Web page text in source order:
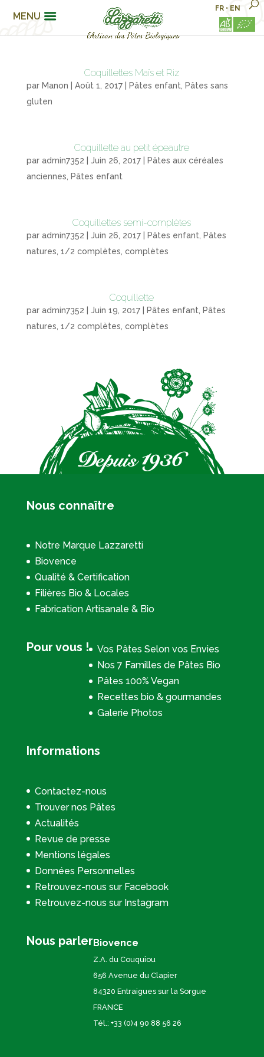
MENU
FR • EN
Coquillettes Maïs et Riz
par Manon Août 1, 2017| Pâtes enfant
Pâtes sans
gluten
Coquillette au petit épeautre
par admin7352 Juin 26, 2017|
Pâtes aux céréales
anciennes
Pâtes enfant
Coquillettes semi-complètes
par admin7352 Juin 26, 2017| Pâtes enfant
Pâtes
natures, 1/2 complètes, complètes
Coquillette
par admin7352 Juin 19, 2017| Pâtes enfant
Pâtes
natures, 1/2 complètes, complètes
Nous connaître
Notre Marque Lazzaretti
Biovence
Qualité & Certification
Filières Bio & Locales
Fabrication Artisanale & Bio
Pour vous !
Vos Pâtes Selon vos Envies
Nos 7 Familles de Pâtes Bio
Pâtes 100% Vegan
Recettes bio & gourmandes
Galerie Photos
Informations
Contactez-nous
Trouver nos Pâtes
Actualités
Revue de presse
Mentions légales
Données Personnelles
Retrouvez-nous sur Facebook
Retrouvez-nous sur Instagram
Nous parlerBiovence
Z.A. du Couquiou
656 Avenue du Clapier
84320 Entraigues sur la Sorgue
FRANCE
Tél.: +33 (0)4 90 88 56 26